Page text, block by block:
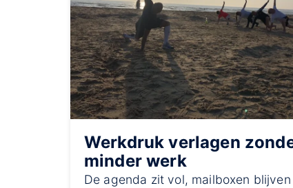
Werkdruk verlagen
minder werk
De agenda zit vol, mailboxen blijven